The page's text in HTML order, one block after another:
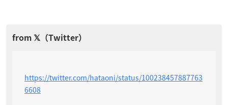
https://twitter.com/hataoni/status/100238457887763
6608